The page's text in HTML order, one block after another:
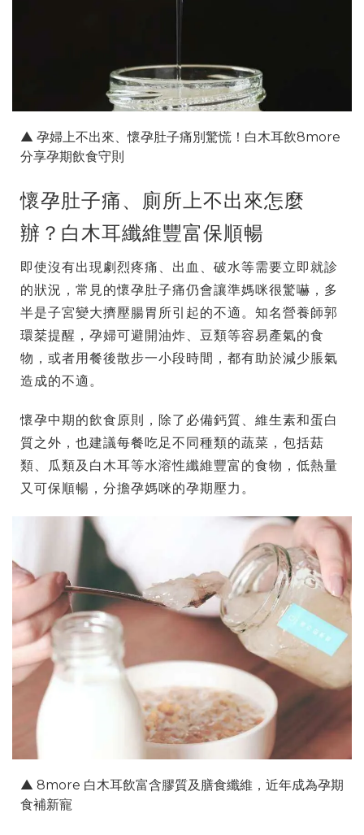
▲ 孕婦上不出來、懷孕肚子痛別驚慌！白木耳飲8more
分享孕期飲食守則
懷孕肚子痛、廁所上不出來怎麼
辦？白木耳纖維豐富保順暢
即使沒有出現劇烈疼痛、出血、破水等需要立即就診
的狀況，常見的懷孕肚子痛仍會讓準媽咪很驚嚇，多
半是子宮變大擠壓腸胃所引起的不適。知名營養師郭
環棻提醒，孕婦可避開油炸、豆類等容易產氣的食
物，或者用餐後散步一小段時間，都有助於減少脹氣
造成的不適。
懷孕中期的飲食原則，除了必備鈣質、維生素和蛋白
質之外，也建議每餐吃足不同種類的蔬菜，包括菇
類、瓜類及白木耳等水溶性纖維豐富的食物，低熱量
又可保順暢，分擔孕媽咪的孕期壓力。
▲ 8more 白木耳飲富含膠質及膳食纖維，近年成為孕期
食補新寵